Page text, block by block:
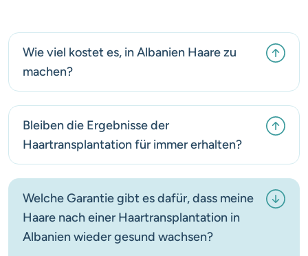
Wie viel kostet es, in Albanien Haare zu
machen?
Bleiben die Ergebnisse der
Haartransplantation für immer erhalten?
Welche Garantie gibt es dafür, dass meine
Haare nach einer Haartransplantation in
Albanien wieder gesund wachsen?